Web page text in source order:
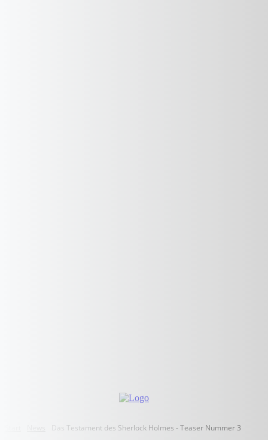
Das Testament des Sherlock Holmes - Teaser Nummer 3